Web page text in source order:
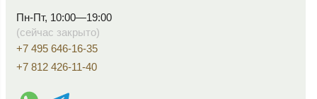
Пн-Пт, 10:00—19:00
(сейчас закрыто)
+7 495 646-16-35
+7 812 426-11-40
WhatsApp контакт
Telegram контакт